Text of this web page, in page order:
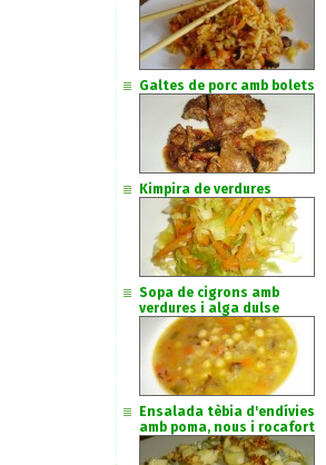
Galtes de porc amb bolets
Kimpira de verdures
Sopa de cigrons amb
verdures i alga dulse
Ensalada tèbia d'endívies
amb poma, nous i rocafort